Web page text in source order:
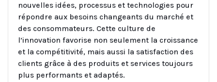
nouvelles idées, processus et technologies pour
répondre aux besoins changeants du marché et
des consommateurs. Cette culture de
l’innovation favorise non seulement la croissance
et la compétitivité, mais aussi la satisfaction des
clients grâce à des produits et services toujours
plus performants et adaptés.